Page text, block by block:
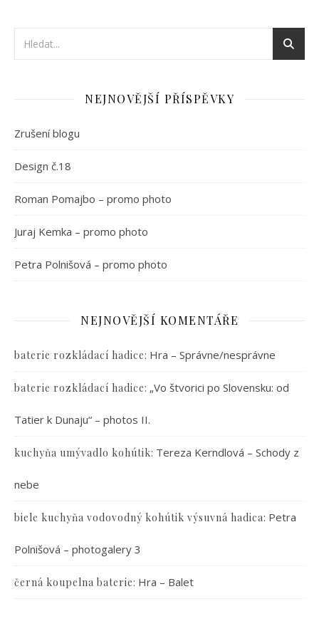
NEJNOVĚJŠÍ PŘÍSPĚVKY
Zrušení blogu
Design č.18
Roman Pomajbo – promo photo
Juraj Kemka – promo photo
Petra Polnišová – promo photo
NEJNOVĚJŠÍ KOMENTÁŘE
baterie rozkládací hadice: Hra – Správne/nesprávne
baterie rozkládací hadice: „Vo štvorici po Slovensku: od
Tatier k Dunaju“ – photos II.
kuchyňa umývadlo kohútik: Tereza Kerndlová – Schody z
nebe
biele kuchyňa vodovodný kohútik výsuvná hadica: Petra
Polnišová – photogalery 3
černá koupelna baterie: Hra – Balet